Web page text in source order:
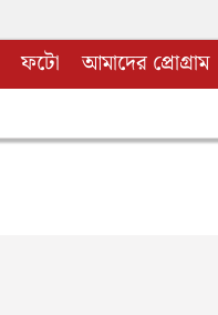
ফটো আমাদের প্রোগ্রাম